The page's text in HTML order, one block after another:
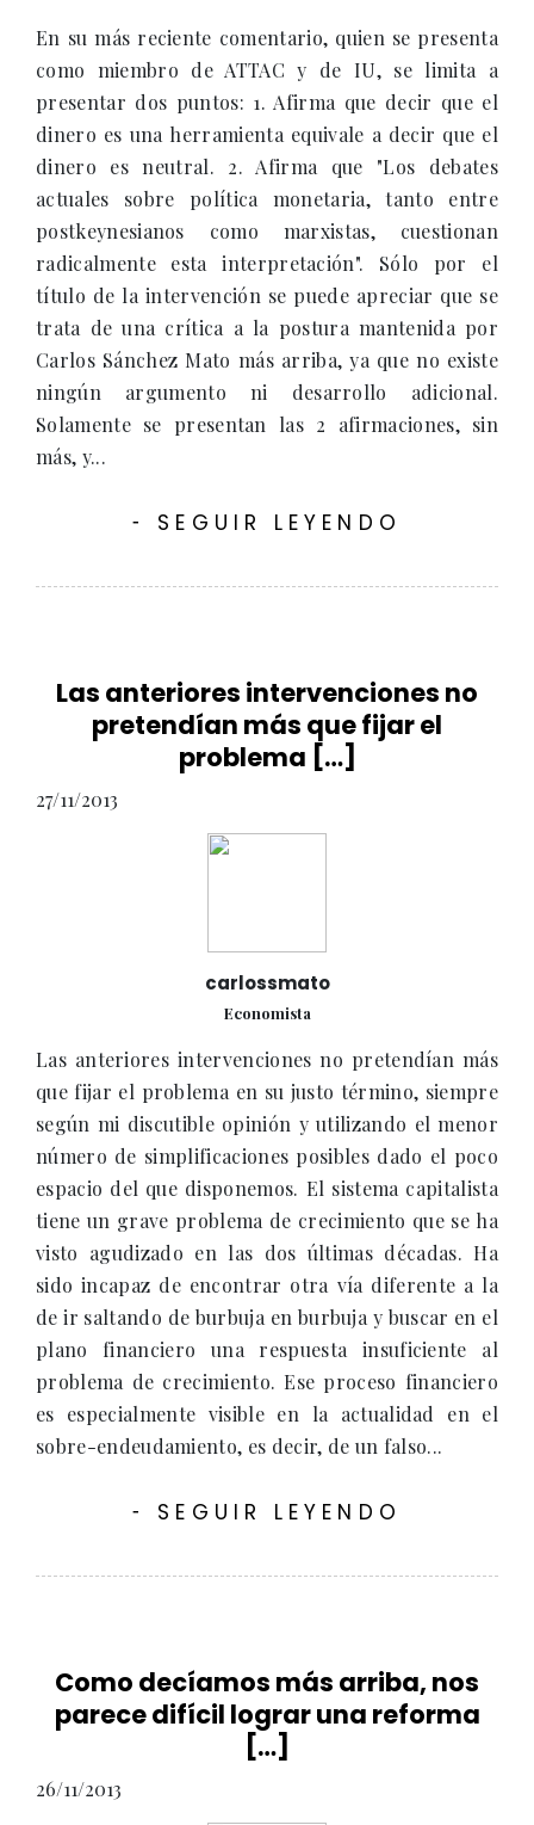
En su más reciente comentario, quien se presenta
como miembro de ATTAC y de IU, se limita a
presentar dos puntos: 1. Afirma que decir que el
dinero es una herramienta equivale a decir que el
dinero es neutral. 2. Afirma que "Los debates
actuales sobre política monetaria, tanto entre
postkeynesianos como marxistas, cuestionan
radicalmente esta interpretación". Sólo por el
título de la intervención se puede apreciar que se
trata de una crítica a la postura mantenida por
Carlos Sánchez Mato más arriba, ya que no existe
ningún argumento ni desarrollo adicional.
Solamente se presentan las 2 afirmaciones, sin
más, y...
- SEGUIR LEYENDO
Las anteriores intervenciones no
pretendían más que fijar el
problema […]
27/11/2013
carlossmato
Economista
Las anteriores intervenciones no pretendían más
que fijar el problema en su justo término, siempre
según mi discutible opinión y utilizando el menor
número de simplificaciones posibles dado el poco
espacio del que disponemos. El sistema capitalista
tiene un grave problema de crecimiento que se ha
visto agudizado en las dos últimas décadas. Ha
sido incapaz de encontrar otra vía diferente a la
de ir saltando de burbuja en burbuja y buscar en el
plano financiero una respuesta insuficiente al
problema de crecimiento. Ese proceso financiero
es especialmente visible en la actualidad en el
sobre-endeudamiento, es decir, de un falso...
- SEGUIR LEYENDO
Como decíamos más arriba, nos
parece difícil lograr una reforma
[…]
26/11/2013